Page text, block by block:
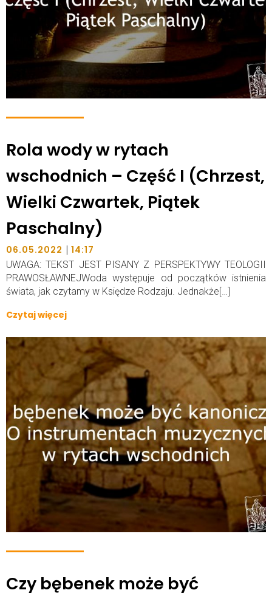
Rola wody w rytach
wschodnich – Część I (Chrzest,
Wielki Czwartek, Piątek
Paschalny)
06.05.2022 | 14:17
UWAGA: TEKST JEST PISANY Z PERSPEKTYWY TEOLOGII
PRAWOSŁAWNEJWoda występuje od początków istnienia
świata, jak czytamy w Księdze Rodzaju. Jednakże[…]
Czytaj więcej
Czy bębenek może być